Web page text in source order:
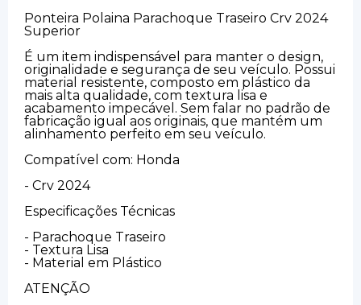
Ponteira Polaina Parachoque Traseiro Crv 2024
Superior
É um item indispensável para manter o design,
originalidade e segurança de seu veículo. Possui
material resistente, composto em plástico da
mais alta qualidade, com textura lisa e
acabamento impecável. Sem falar no padrão de
fabricação igual aos originais, que mantém um
alinhamento perfeito em seu veículo.
Compatível com: Honda
- Crv 2024
Especificações Técnicas
- Parachoque Traseiro
- Textura Lisa
- Material em Plástico
ATENÇÃO